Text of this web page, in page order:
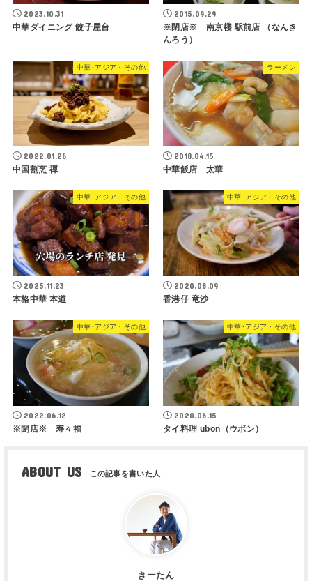
2023.10.31
中華ダイニング 餃子屋台
2015.09.29
※閉店※ 南京楼 駅前店 （なんき
んろう）
中華･アジア・その他
2022.01.26
中国割烹 禪
ラーメン
2018.04.15
中華飯店 太華
中華･アジア・その他
2025.11.23
本格中華 本道
中華･アジア・その他
2020.08.09
香港仔 竜沙
中華･アジア・その他
2022.06.12
※閉店※ 寿々福
中華･アジア・その他
2020.06.15
タイ料理 ubon（ウボン）
ABOUT US
きーたん